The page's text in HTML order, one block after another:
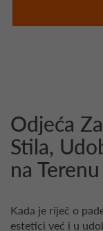
Odjeća
Stila,
na Terenu
Kada je riječ o
estetici već i u